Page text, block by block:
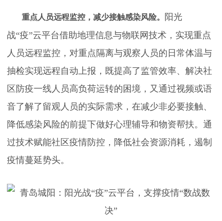
重点人员远程监控，减少接触感染风险。
阳光
战“疫”云平台借助地理信息与物联网技术，实现重点
人员远程监控，对重点隔离与观察人员的日常体温与
抽检实现远程自动上报，既提高了监管效率、解决社
区防疫一线人员高负荷运转的困境，又通过视频或语
音了解了留观人员的实际需求，在减少非必要接触、
降低感染风险的前提下做好心理辅导和物资帮扶。通
过技术赋能社区疫情防控，降低社会资源消耗，遏制
疫情蔓延势头。